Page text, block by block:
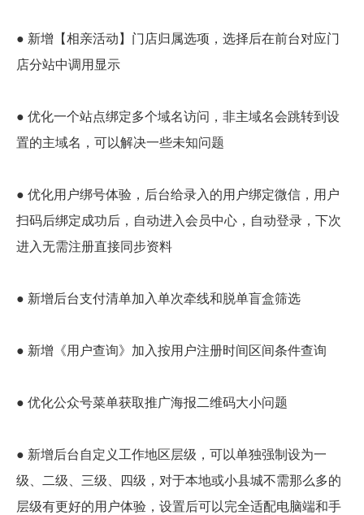
● 新增【相亲活动】门店归属选项，选择后在前台对应门
店分站中调用显示
● 优化一个站点绑定多个域名访问，非主域名会跳转到设
置的主域名，可以解决一些未知问题
● 优化用户绑号体验，后台给录入的用户绑定微信，用户
扫码后绑定成功后，自动进入会员中心，自动登录，下次
进入无需注册直接同步资料
● 新增后台支付清单加入单次牵线和脱单盲盒筛选
● 新增《用户查询》加入按用户注册时间区间条件查询
● 优化公众号菜单获取推广海报二维码大小问题
● 新增后台自定义工作地区层级，可以单独强制设为一
级、二级、三级、四级，对于本地或小县城不需那么多的
层级有更好的用户体验，设置后可以完全适配电脑端和手